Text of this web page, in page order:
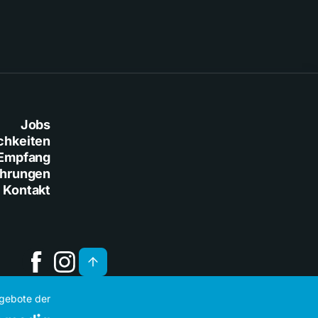
Jobs
Kontakt
der